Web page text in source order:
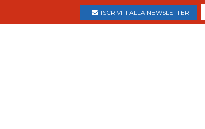
ISCRIVITI ALLA NEWSLETTER